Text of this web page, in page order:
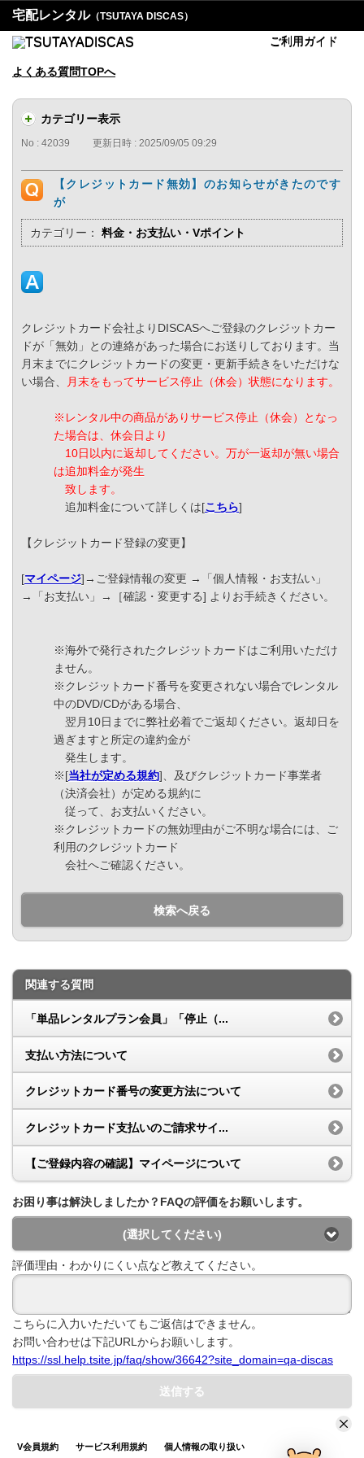
宅配レンタル（TSUTAYA DISCAS）
ご利用ガイド
よくある質問TOPへ
カテゴリー表示
No : 42039 更新日時 : 2025/09/05 09:29
【クレジットカード無効】のお知らせがきたのです
が
カテゴリー： 料金・お支払い・Vポイント
クレジットカード会社よりDISCASへご登録のクレジットカー
ドが「無効」との連絡があった場合にお送りしております。当
月末までにクレジットカードの変更・更新手続きをいただけな
い場合、
月末をもってサービス停止（休会）状態になります。
※レンタル中の商品がありサービス停止（休会）となっ
た場合は、休会日より
10日以内に返却してください。万が一返却が無い場合
は追加料金が発生
致します。
追加料金について詳しくは[こちら]
【クレジットカード登録の変更】
[マイページ]→ご登録情報の変更 →「個人情報・お支払い」
→「お支払い」→［確認・変更する] よりお手続きください。
※海外で発行されたクレジットカードはご利用いただけ
ません。
※クレジットカード番号を変更されない場合でレンタル
中のDVD/CDがある場合、
翌月10日までに弊社必着でご返却ください。返却日を
過ぎますと所定の違約金が
発生します。
※[当社が定める規約]、及びクレジットカード事業者
（決済会社）が定める規約に
従って、お支払いください。
※クレジットカードの無効理由がご不明な場合には、ご
利用のクレジットカード
会社へご確認ください。
検索へ戻る
関連する質問
「単品レンタルプラン会員」「停止（...
支払い方法について
クレジットカード番号の変更方法について
クレジットカード支払いのご請求サイ...
【ご登録内容の確認】マイページについて
お困り事は解決しましたか？FAQの評価をお願いします。
(選択してください)
評価理由・わかりにくい点など教えてください。
こちらに入力いただいてもご返信はできません。
お問い合わせは下記URLからお願いします。
https://ssl.help.tsite.jp/faq/show/36642?site_domain=qa-discas
送信する
V会員規約 サービス利用規約 個人情報の取り扱い